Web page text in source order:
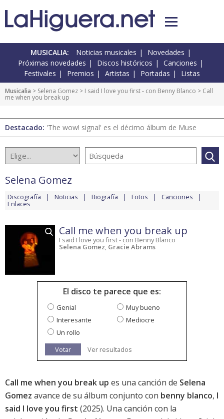
MUSICALIA: Noticias musicales
Novedades
Próximas novedades
Discos históricos
Canciones
Festivales
Premios Artistas Portadas Listas
Musicalia > Selena Gomez > I said I love you first - con Benny Blanco > Call
me when you break up
Destacado: 'The wow! signal' es el décimo álbum de Muse
Selena Gomez
Discografía Noticias Biografía Fotos Canciones
Enlaces
Call me when you break up
I said I love you first - con Benny Blanco
Selena Gomez, Gracie Abrams
El disco te parece que es:
Genial
Muy bueno
Interesante
Mediocre
Un rollo
Votar
Ver resultados
Call me when you break up es una canción de Selena
Gomez avance de su álbum conjunto con benny blanco, I
said I love you first (2025). Una canción con la